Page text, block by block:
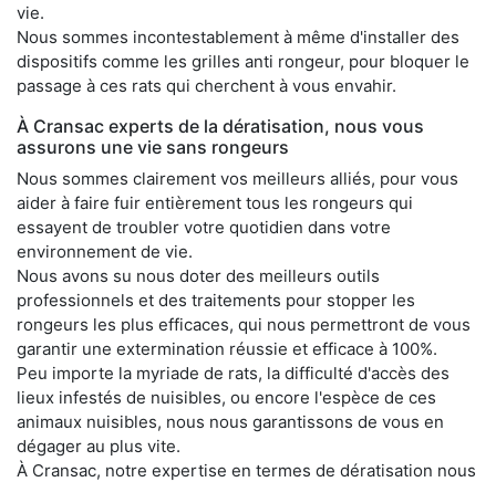
vie.
Nous sommes incontestablement à même d'installer des
dispositifs comme les grilles anti rongeur, pour bloquer le
passage à ces rats qui cherchent à vous envahir.
À Cransac experts de la dératisation, nous vous
assurons une vie sans rongeurs
Nous sommes clairement vos meilleurs alliés, pour vous
aider à faire fuir entièrement tous les rongeurs qui
essayent de troubler votre quotidien dans votre
environnement de vie.
Nous avons su nous doter des meilleurs outils
professionnels et des traitements pour stopper les
rongeurs les plus efficaces, qui nous permettront de vous
garantir une extermination réussie et efficace à 100%.
Peu importe la myriade de rats, la difficulté d'accès des
lieux infestés de nuisibles, ou encore l'espèce de ces
animaux nuisibles, nous nous garantissons de vous en
dégager au plus vite.
À Cransac, notre expertise en termes de dératisation nous